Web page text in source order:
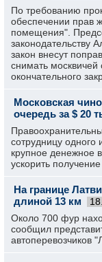
По требованию
обеспечении прав
помещения".
законодательству
закон внесут
снимать
окончательного
Московская
очередь за $ 20
сотрудницу одного
крупное денежное
ускорить
На границе
длиной 13 км
Около 700 фур
сообщил
автоперевозчиков